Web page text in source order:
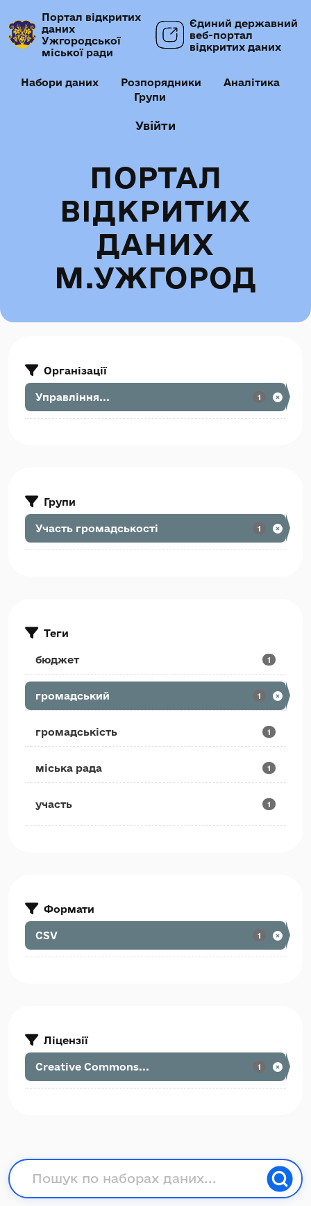
Портал відкритих
даних
Ужгородської
міської ради
Єдиний державний
веб-портал
відкритих даних
Набори даних Розпорядники
Аналітика
Групи
Увійти
ПОРТАЛ
ВІДКРИТИХ
ДАНИХ
М.УЖГОРОД
Організації
Управління... 1
Групи
Участь громадськості 1
Теги
бюджет 1
громадський 1
громадськість 1
міська рада 1
участь 1
Формати
CSV 1
Ліцензії
Creative Commons... 1